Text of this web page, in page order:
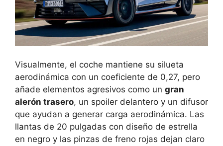
Visualmente, el coche mantiene su silueta
aerodinámica con un coeficiente de 0,27, pero
añade elementos agresivos como un gran
alerón trasero, un spoiler delantero y un difusor
que ayudan a generar carga aerodinámica. Las
llantas de 20 pulgadas con diseño de estrella
en negro y las pinzas de freno rojas dejan claro